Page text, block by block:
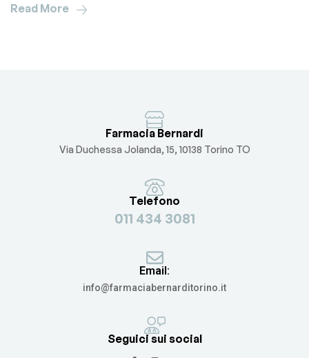
Read More
Farmacia Bernardi
Via Duchessa Jolanda, 15, 10138 Torino TO
Telefono
011 434 3081
Email:
info@farmaciabernarditorino.it
Seguici sui social